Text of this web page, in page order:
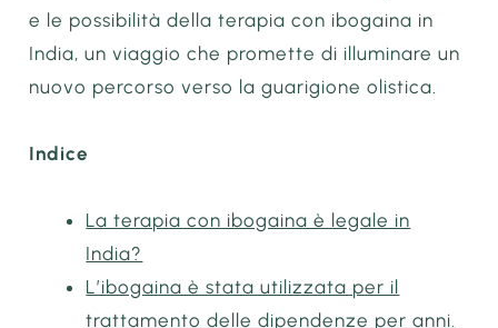
e le possibilità della terapia con ibogaina in
India, un viaggio che promette di illuminare un
nuovo percorso verso la guarigione olistica.
Indice
La terapia con ibogaina è legale in
India?
L’ibogaina è stata utilizzata per il
trattamento delle dipendenze per anni.